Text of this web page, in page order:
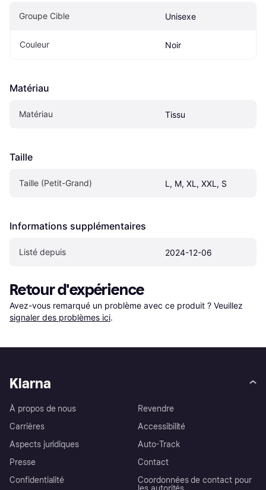
Groupe Cible Unisexe
Couleur Noir
Matériau
Matériau Tissu
Taille
Taille (Petit-Grand) L, M, XL, XXL, S
Informations supplémentaires
Listé depuis 2024-12-06
Retour d'expérience
Avez-vous remarqué un problème avec ce produit ? Veuillez
signaler des problèmes ici.
Klarna
À propos de nous
Carrières
Aspects juridiques
Presse
Confidentialité
Revendre
Accessibilité
Auto-Track
Contact
Coordonnées de contact pour